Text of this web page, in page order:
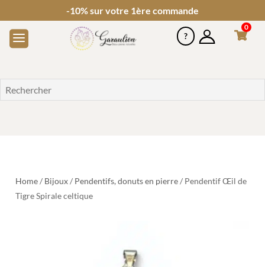
-10% sur votre 1ère commande
0
Home/ Bijoux/ Pendentifs, donuts en pierre/ Pendentif Œil de
Tigre Spirale celtique